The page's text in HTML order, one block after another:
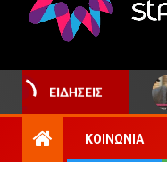
ΕΙΔΉΣΕΙΣ
ΚΟΙΝΩΝΊΑ